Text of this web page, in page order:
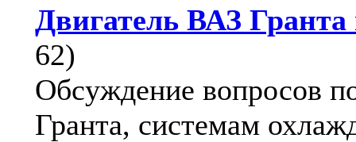
Двигатель ВАЗ Гранта
62)
Обсуждение вопросов
Гранта, системам